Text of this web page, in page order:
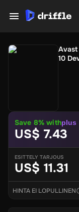
Avast
10
Save 8% withplus
US$ 7.43
ESITTELY TARJOUS
US$ 11.31
HINTA EI LOPULLINEN